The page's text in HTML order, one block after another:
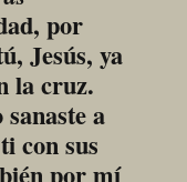
por
Jesús, ya
la cruz.
a
con sus